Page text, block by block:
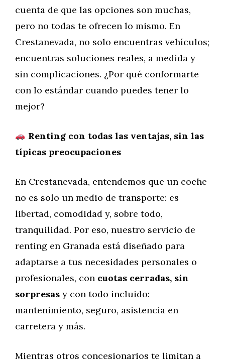
cuenta de que las opciones son muchas,
pero no todas te ofrecen lo mismo. En
Crestanevada, no solo encuentras vehículos;
encuentras soluciones reales, a medida y
sin complicaciones. ¿Por qué conformarte
con lo estándar cuando puedes tener lo
mejor?
Renting con todas las ventajas, sin las
típicas preocupaciones
En Crestanevada, entendemos que un coche
no es solo un medio de transporte: es
libertad, comodidad y, sobre todo,
tranquilidad. Por eso, nuestro servicio de
renting en Granada está diseñado para
adaptarse a tus necesidades personales o
profesionales, con cuotas cerradas, sin
sorpresas y con todo incluido:
mantenimiento, seguro, asistencia en
carretera y más.
Mientras otros concesionarios te limitan a